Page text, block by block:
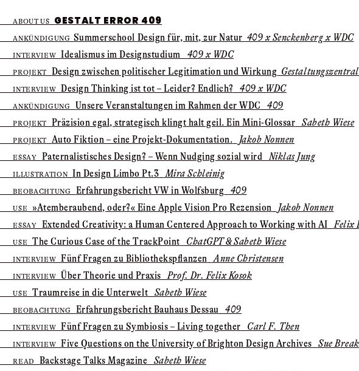
ABOUT US GESTALT ERROR 409
ANKÜNDIGUNG Summer­school Design für, mit, zur Natur 409 x Senckenberg x WDC
INTERVIEWIdealismus im Designstudium 409 x WDC
PROJEKT Design zwischen politischer Legitimation und Wirkung
INTERVIEWDesign Thinking ist tot – Leider? Endlich? 409 x WDC
ANKÜNDIGUNG Unsere Veranstaltungen im Rahmen der WDC 409
PROJEKT Präzision egal, strategisch klingt halt geil. Ein Mini-Glossar Sabeth Wiese
PROJEKT Auto Fiktion – eine Projekt-Dokumentation. Jakob Nonnen
ESSAY Paternalistisches Design? – Wenn Nudging sozial wird Niklas Jung
ILLUSTRATIONIn Design Limbo Pt.3 Mira Schleinig
BEOBACHTUNG Erfahrungsbericht VW in Wolfsburg 409
USE »Atem­beraubend, oder?« Eine Apple Vision Pro Rezension Jakob Nonnen
ESSAY Extended Creativity: ­a Human Centered Approach to Working with AI Felix
USE The Curious Case of the TrackPoint ChatGPT & Sabeth Wiese
INTERVIEWFünf Fragen zu Bibliotheks­pflanzen Anne Christensen
INTERVIEW Über Theorie und Praxis Prof. Dr. Felix Kosok
USE Traumreise in die Unterwelt Sabeth Wiese
BEOBACHTUNG Erfahrungs­bericht Bauhaus Dessau 409
INTERVIEWFünf Fragen zu Symbiosis – Living together Carl F. Then
INTERVIEWFive Questions on the University of Brighton Design Archives Sue
READ Backstage Talks Magazine Sabeth Wiese